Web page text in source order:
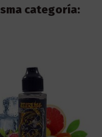
categoría: